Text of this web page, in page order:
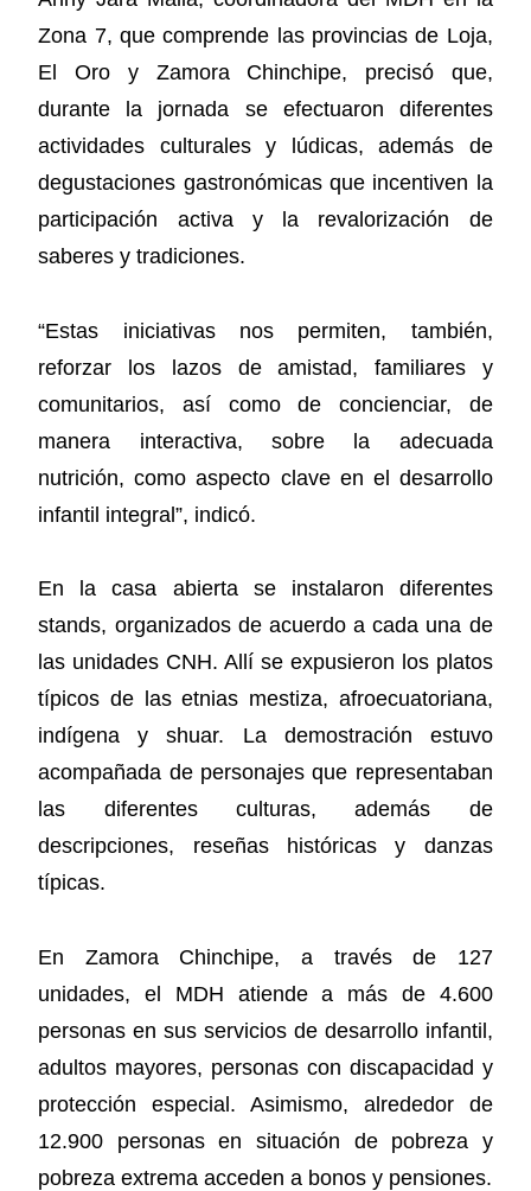
Zona 7, que comprende las provincias de Loja,
El Oro y Zamora Chinchipe, precisó que,
durante la jornada se efectuaron diferentes
actividades culturales y lúdicas, además de
degustaciones gastronómicas que incentiven la
participación activa y la revalorización de
saberes y tradiciones.
“Estas iniciativas nos permiten, también,
reforzar los lazos de amistad, familiares y
comunitarios, así como de concienciar, de
manera interactiva, sobre la adecuada
nutrición, como aspecto clave en el desarrollo
infantil integral”, indicó.
En la casa abierta se instalaron diferentes
stands, organizados de acuerdo a cada una de
las unidades CNH. Allí se expusieron los platos
típicos de las etnias mestiza, afroecuatoriana,
indígena y shuar. La demostración estuvo
acompañada de personajes que representaban
las diferentes culturas, además de
descripciones, reseñas históricas y danzas
típicas.
En Zamora Chinchipe, a través de 127
unidades, el MDH atiende a más de 4.600
personas en sus servicios de desarrollo infantil,
adultos mayores, personas con discapacidad y
protección especial. Asimismo, alrededor de
12.900 personas en situación de pobreza y
pobreza extrema acceden a bonos y pensiones.